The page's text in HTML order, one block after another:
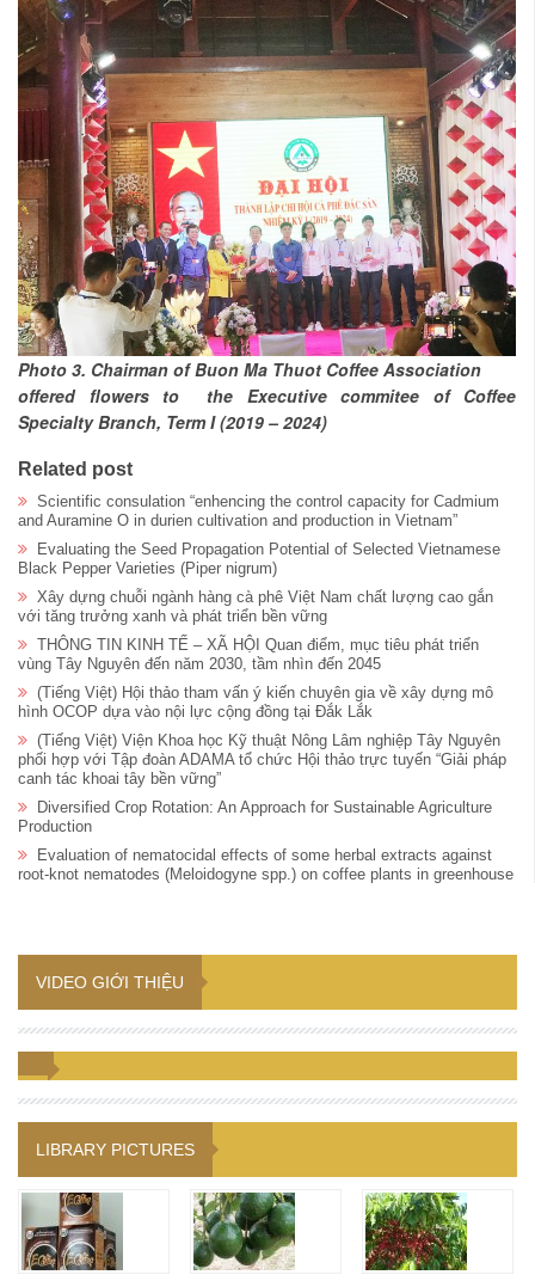
Photo 3. Chairman of Buon Ma Thuot Coffee Association
offered flowers to the Executive commitee of Coffee
Specialty Branch, Term I (2019 – 2024)
Related post
Scientific consulation “enhencing the control capacity for Cadmium
and Auramine O in durien cultivation and production in Vietnam”
Evaluating the Seed Propagation Potential of Selected Vietnamese
Black Pepper Varieties (Piper nigrum)
Xây dựng chuỗi ngành hàng cà phê Việt Nam chất lượng cao gắn
với tăng trưởng xanh và phát triển bền vững
THÔNG TIN KINH TẾ – XÃ HỘI Quan điểm, mục tiêu phát triển
vùng Tây Nguyên đến năm 2030, tầm nhìn đến 2045
(Tiếng Việt) Hội thảo tham vấn ý kiến chuyên gia về xây dựng mô
hình OCOP dựa vào nội lực cộng đồng tại Đắk Lắk
(Tiếng Việt) Viện Khoa học Kỹ thuật Nông Lâm nghiệp Tây Nguyên
phối hợp với Tập đoàn ADAMA tổ chức Hội thảo trực tuyến “Giải pháp
canh tác khoai tây bền vững”
Diversified Crop Rotation: An Approach for Sustainable Agriculture
Production
Evaluation of nematocidal effects of some herbal extracts against
root-knot nematodes (Meloidogyne spp.) on coffee plants in greenhouse
VIDEO GIỚI THIỆU
LIBRARY PICTURES